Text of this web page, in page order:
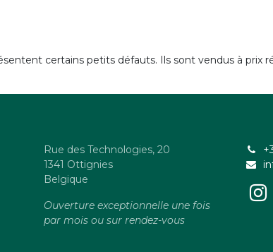
certains petits défauts. Ils sont vendus à prix
Rue des Technologies, 20
1341 Ottignies
Belgique
Ouverture exceptionnelle une fois
par mois ou sur rendez-vous